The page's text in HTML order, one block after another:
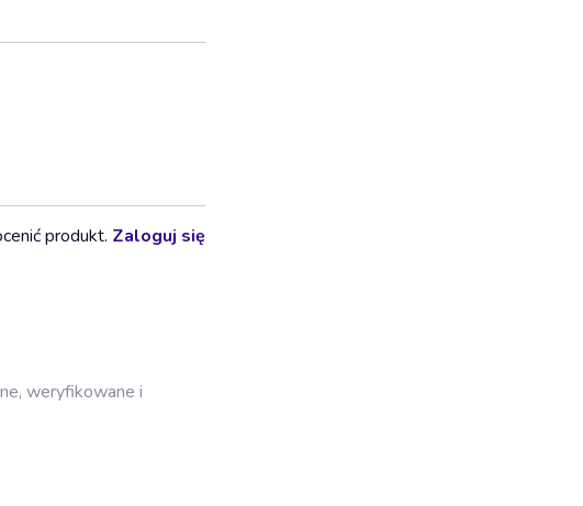
produkt. Zaloguj się
weryfikowane i